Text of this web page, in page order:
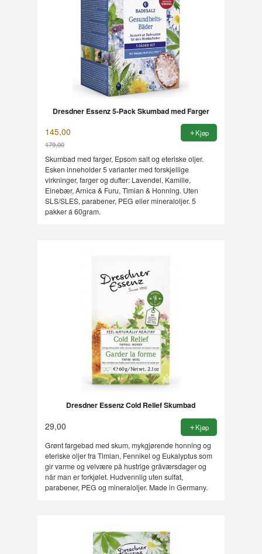
Dresdner Essenz 5-Pack Skumbad med Farger
145,00
179,00
Rabatt
Kjøp
Skumbad med farger, Epsom salt og eteriske oljer.
Esken inneholder 5 varianter med forskjellige
virkninger, farger og dufter: Lavendel, Kamille,
Einebær, Arnica & Furu, Timian & Honning. Uten
SLS/SLES, parabener, PEG eller mineraloljer. 5
pakker á 60gram.
Dresdner Essenz Cold Relief Skumbad
29,00 Kjøp
Grønt fargebad med skum, mykgjørende honning og
eteriske oljer fra Timian, Fennikel og Eukalyptus som
gir varme og velvære på hustrige gråværsdager og
når man er forkjølet. Hudvennlig uten sulfat,
parabener, PEG og mineraloljer. Made in Germany.